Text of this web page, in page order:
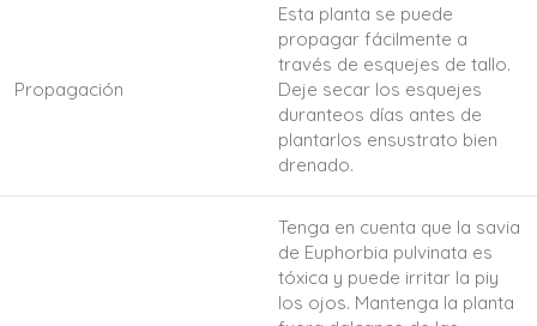
Propagación
Esta planta se puede
propagar fácilmente a
través de esquejes de tallo.
Deje secar los esquejes
duranteos días antes de
plantarlos ensustrato bien
drenado.
Tenga en cuenta que la savia
de Euphorbia pulvinata es
tóxica y puede irritar la piy
los ojos. Mantenga la planta